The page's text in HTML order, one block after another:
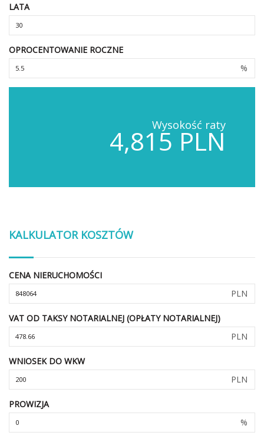
LATA
OPROCENTOWANIE ROCZNE
%
Wysokość raty
4,815 PLN
KALKULATOR KOSZTÓW
CENA NIERUCHOMOŚCI
PLN
VAT OD TAKSY NOTARIALNEJ (OPŁATY NOTARIALNEJ)
PLN
WNIOSEK DO WKW
PLN
PROWIZJA
%